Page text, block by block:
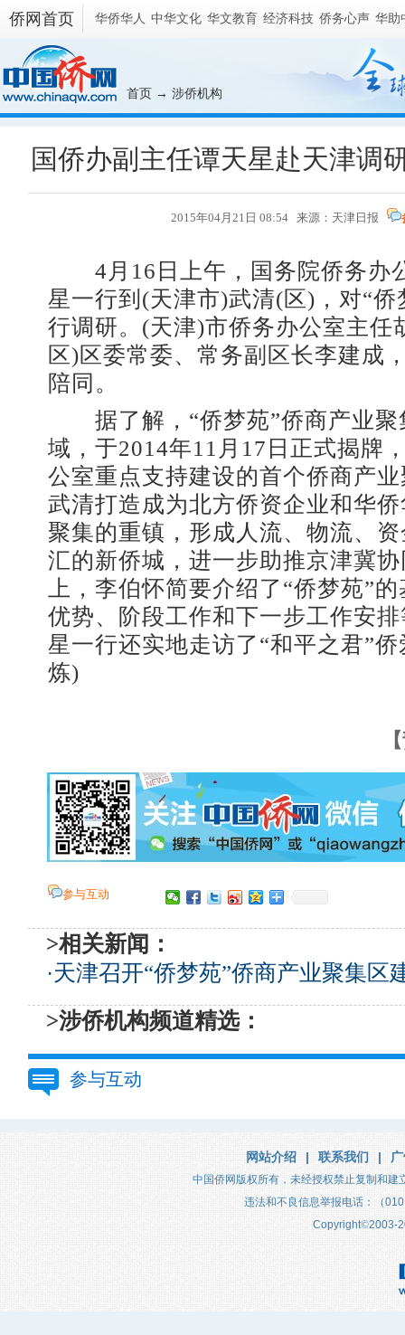
侨网首页 华侨华人 中华文化 华文教育 经济科技 侨务心声 华助
首页 → 涉侨机构
国侨办副主任谭天星赴天津调
2015年04月21日 08:54 来源：天津日报
4月16日上午，国务院侨务办
星一行到(天津市)武清(区)，对“侨
行调研。(天津)市侨务办公室主任
区)区委常委、常务副区长李建成
陪同。
据了解，“侨梦苑”侨商产业聚
域，于2014年11月17日正式揭牌
公室重点支持建设的首个侨商产
武清打造成为北方侨资企业和华
聚集的重镇，形成人流、物流、
汇的新侨城，进一步助推京津冀
上，李伯怀简要介绍了“侨梦苑”
优势、阶段工作和下一步工作安
星一行还实地走访了“和平之君”
炼)
参与互动
>相关新闻：
·天津召开“侨梦苑”侨商产业聚集区
>涉侨机构频道精选：
参与互动
网站介绍 | 联系我们 |
中国侨网版权所有，未经授权禁止复制和建
违法和不良信息举报电话：（
Copyright©2003-